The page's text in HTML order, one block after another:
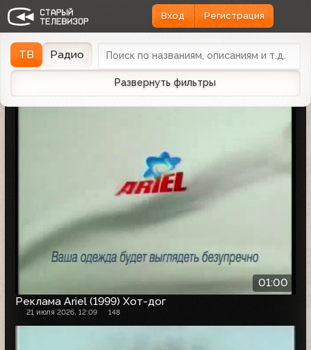
Вход Регистрация
ТВ Радио
Развернуть фильтры
Найдено 1162 записи Дата эфираДата заливки
01:00
Реклама Ariel (1999) Хот-дог
21 июля 2026, 12:09 148